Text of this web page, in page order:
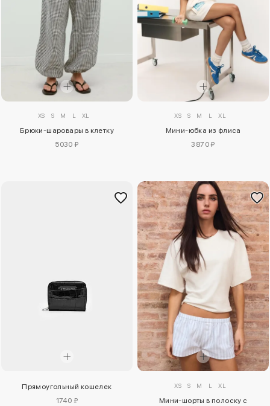
XS S M L XL
Брюки-шаровары в клетку
5030 ₽
XS S M L XL
Мини-юбка из флиса
3870 ₽
Прямоугольный кошелек
1740 ₽
XS S M L XL
Мини-шорты в полоску с